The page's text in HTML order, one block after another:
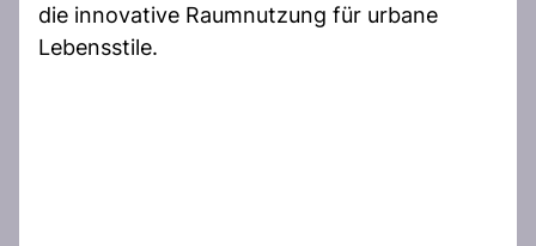
die innovative Raumnutzung für urbane
Lebensstile.